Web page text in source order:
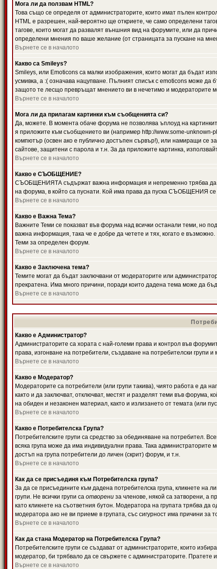
Мога ли да ползвам HTML?
Това също се определя от администраторите, които имат пълен
HTML е разрешен, най-вероятно ще откриете, че само определени
тагове, които могат да развалят външния вид на форумите, или да
определени мнения по ваше желание (от страницата за пускане на
Върнете се в началото
Какво са Smileys?
Smileys, или Emoticons са малки изображения, които могат да бъдат
усмивка, а :( означава нацупване. Пълният списък с emoticons може да
защото те лесщо превръщат мнението ви в нечетимо и модераторите
Върнете се в началото
Мога ли да прилагам картинки към съобщенията си?
Да, можете. В момента обаче форума не позволява ъплоуд на
я приложите към съобщението ви (например http://www.some-
компютър (освен ако е публично достъпен сървър!), или намиращи се
сайтове, защитени с парола и т.н. За да приложите картинка,
Върнете се в началото
Какво е СЪОБЩЕНИЕ?
СЪОБЩЕНИЯТА съдържат важна информация и непременно трябва да
на форума, в който са пуснати. Кой има права да пуска СЪОБЩЕНИЯ се
Върнете се в началото
Какво е Важна Тема?
Важните Теми се показват във форума над всички останали теми,
важна информация, така че е добре да четете и тях, когато е
Теми за определен форум.
Върнете се в началото
Какво е Заключена тема?
Темите могат да бъдат заключвани от модераторите или
прекратена. Има много причини, поради които дадена тема може да
Върнете се в началото
Какво е Администратор?
Администраторите са хората с най-големи права и контрол във
права, изгонване на потребители, създаване на потребителски групи
Върнете се в началото
Какво е Модератор?
Модераторите са потребители (или групи такива), чиято работа е да
както и да заключват, отключват, местят и разделят теми във форума,
на обиден и незаконен материал, както и излизането от темата (или
Върнете се в началото
Какво е Потребителска Група?
Потребителските групи са средство за обединяване на потребител.
всяка група може да има индивидуални права. Така
достъп на група потребители до личен (скрит) форум, и т.н.
Върнете се в началото
Как да се присъединя към Потребителска група?
За да се присъедините към дадена потребителска група, кликнете на
групи. Не всички групи са отворени за членове, някой са затворени, а
като кликнете на съответния бутон. Модератора на групата трябва
модератора ако не ви приеме в групата, със сигурност има причини за
Върнете се в началото
Как да стана Модератор на Потребителска Група?
Потребителските групи се създават от администраторите, които
модератор, би трябвало да се свържете с администраторите.
Върнете се в началото